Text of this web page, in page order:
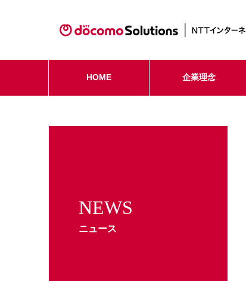
HOME 企業理念
NEWS
ニュース